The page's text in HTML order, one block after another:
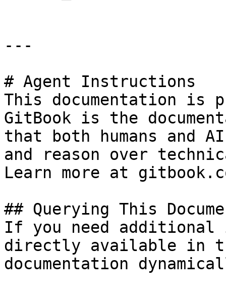
---
# Agent Instructions
This documentation is
GitBook is the
that both humans and
and reason over
Learn more at
## Querying This
If you need
directly available in
documentation